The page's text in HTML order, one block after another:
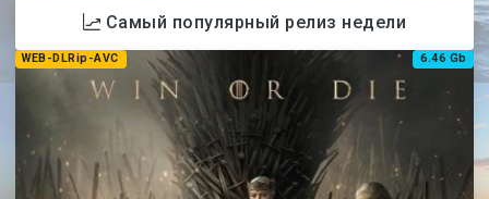
Самый популярный релиз недели
WEB-DLRip-AVC 6.46 Gb